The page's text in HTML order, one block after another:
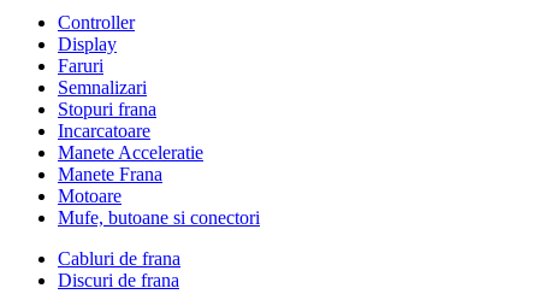
Controller
Display
Faruri
Semnalizari
Stopuri frana
Incarcatoare
Manete Acceleratie
Manete Frana
Motoare
Mufe, butoane si conectori
Cabluri de frana
Discuri de frana